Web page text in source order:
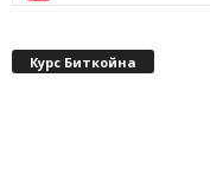
Курс Биткойна